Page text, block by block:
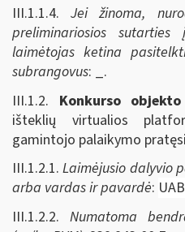
III.1.1.4.Jei žinoma,
preliminariosios
laimėtojas ketina
subrangovus: _.
III.1.2. Konkurso
išteklių virtualios
gamintojo palaikymo
III.1.2.1. Laimėjusio dalyvio
arba vardas ir pavardė:
III.1.2.2.Numatoma